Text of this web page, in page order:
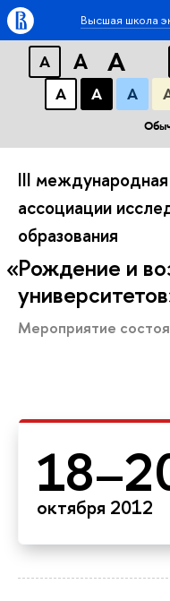
A A A
А
А А
Высшая школа
III
ассоциации
образования
Рождение и
университетов
Мероприятие
октября 2012